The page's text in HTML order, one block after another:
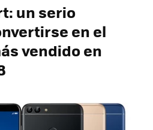
un serio
en el
vendido en